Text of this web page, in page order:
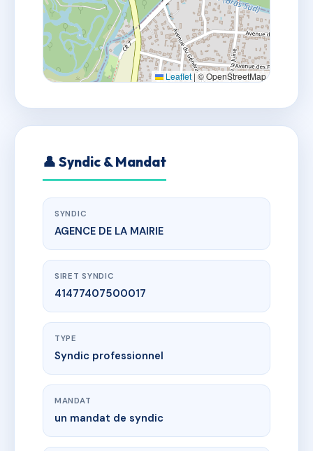
Leaflet |© OpenStreetMap
👤 Syndic & Mandat
SYNDIC
AGENCE DE LA MAIRIE
SIRET SYNDIC
41477407500017
TYPE
Syndic professionnel
MANDAT
un mandat de syndic